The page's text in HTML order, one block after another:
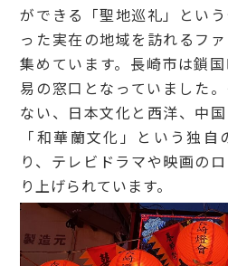
ができる「聖地巡礼」とい
った実在の地域を訪れるフ
集めています。長崎市は鎖
易の窓口となっていました
ない、日本文化と西洋、中
「和華蘭文化」という独
り、テレビドラマや映画の
り上げられています。